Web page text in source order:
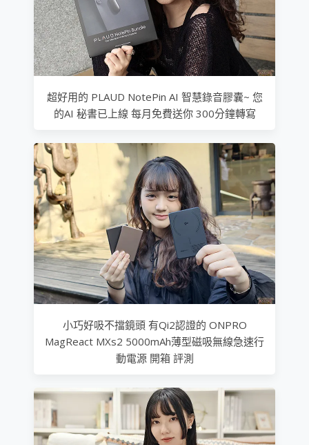
超好用的 PLAUD NotePin AI 智慧錄音膠囊~ 您
的AI 秘書已上線 每月免費送你 300分鐘轉寫
小巧好吸不擋鏡頭 有Qi2認證的 ONPRO
MagReact MXs2 5000mAh薄型磁吸無線急速行
動電源 開箱 評測